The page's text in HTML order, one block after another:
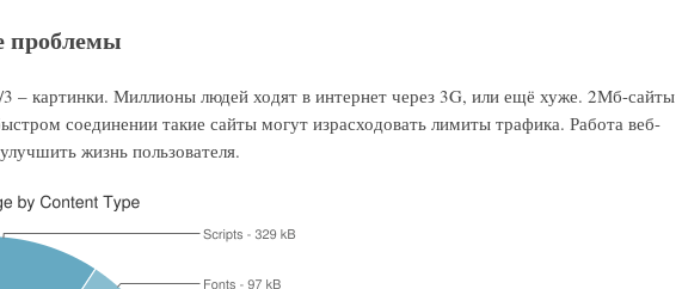
проблемы
3 – картинки. Миллионы людей ходят в интернет через 3G, или ещё хуже. 2Мб-сайты
соединении такие сайты могут израсходовать лимиты трафика. Работа веб-
жизнь пользователя.